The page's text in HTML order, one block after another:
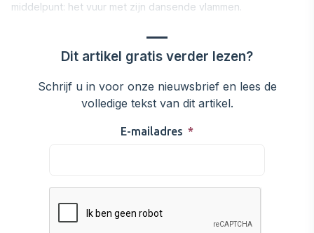
middelpunt: het vuur met zijn dansende vlammen.
Dit artikel gratis verder lezen?
Schrijf u in voor onze nieuwsbrief en lees de
volledige tekst van dit artikel.
E-mailadres *